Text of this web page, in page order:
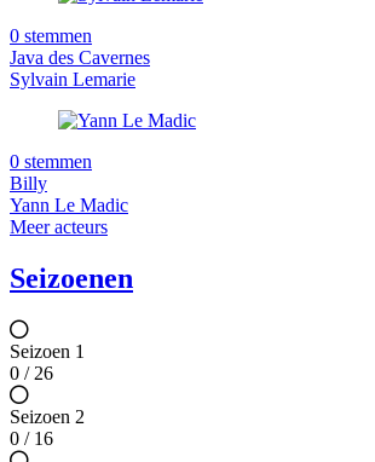
0 stemmen
Java des Cavernes
Sylvain Lemarie
0 stemmen
Billy
Yann Le Madic
Meer acteurs
Seizoenen
Seizoen 1
0 / 26
Seizoen 2
0 / 16